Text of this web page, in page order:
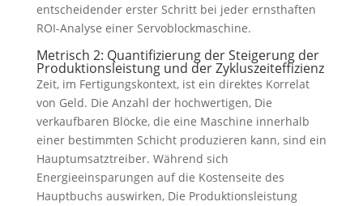
entscheidender erster Schritt bei jeder ernsthaften
ROI-Analyse einer Servoblockmaschine.
Metrisch 2: Quantifizierung der Steigerung der
Produktionsleistung und der Zykluszeiteffizienz
Zeit, im Fertigungskontext, ist ein direktes Korrelat
von Geld. Die Anzahl der hochwertigen, Die
verkaufbaren Blöcke, die eine Maschine innerhalb
einer bestimmten Schicht produzieren kann, sind ein
Hauptumsatztreiber. Während sich
Energieeinsparungen auf die Kostenseite des
Hauptbuchs auswirken, Die Produktionsleistung